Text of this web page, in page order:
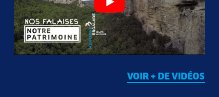
VOIR + DE VIDÉOS